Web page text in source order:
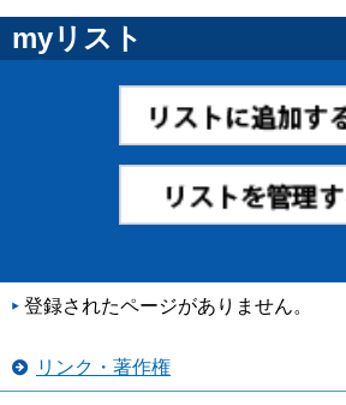
myリスト
登録されたページがありません。
リンク・著作権